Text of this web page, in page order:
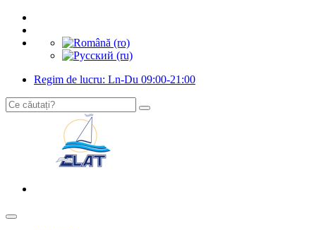
Regim de lucru: Ln-Du 09:00-21:00